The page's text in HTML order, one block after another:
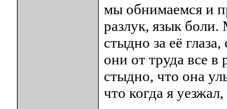
мы обнимаемся и
разлук, язык
стыдно за её
они от труда все в
стыдно, что она
что когда я